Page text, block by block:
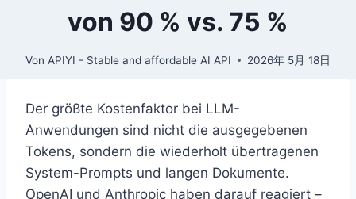
von 90 % vs. 75 %
Von APIYI - Stable and affordable AI API 2026年 5月 18日
Der größte Kostenfaktor bei LLM-
Anwendungen sind nicht die ausgegebenen
Tokens, sondern die wiederholt übertragenen
System-Prompts und langen Dokumente.
OpenAI und Anthropic haben darauf reagiert –